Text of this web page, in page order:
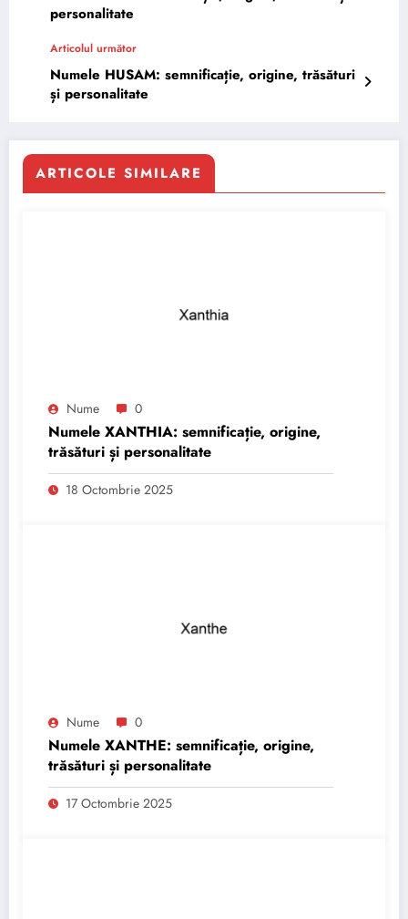
personalitate
Articolul următor
Numele HUSAM: semnificație, origine, trăsături
și personalitate
ARTICOLE SIMILARE
Nume 0
Numele XANTHIA: semnificație, origine,
trăsături și personalitate
18 Octombrie 2025
Nume 0
Numele XANTHE: semnificație, origine,
trăsături și personalitate
17 Octombrie 2025